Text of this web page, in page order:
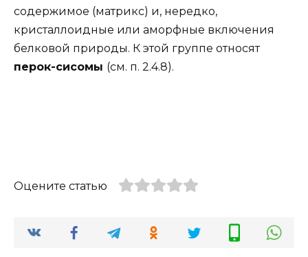
содержимое (матрикс) и, нередко,
кристаллоидные или аморфные включения
белковой природы. К этой группе относят
перок-сисомы (см. п. 2.4.8).
Оцените статью